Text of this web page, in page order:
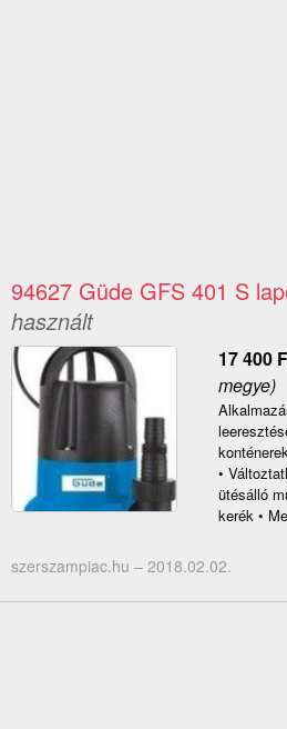
94627 Güde GFS 401 S
használt
17 400
megye)
•
ütésálló
kerék •
szerszampiac.hu – 2018.02.02.